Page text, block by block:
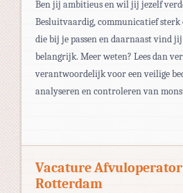
Ben jij ambitieus en wil jij jezelf
Besluitvaardig, communicatief sterk
die bij je passen en daarnaast vind
belangrijk. Meer weten? Lees dan
verantwoordelijk voor een veilige
analyseren en controleren van
Vacature Afvuloperator
Rotterdam